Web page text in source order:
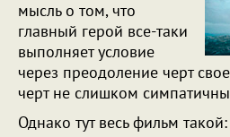
мысль о том, что
главный герой все-таки
выполняет условие
через преодоление черт
черт не слишком
Однако тут весь фильм